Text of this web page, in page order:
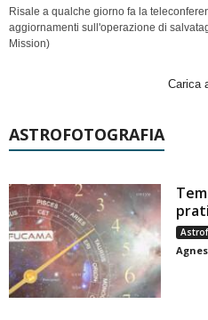
Risale a qualche giorno fa la
aggiornamenti sull'operazione di
Mission)
Carica
ASTROFOTOGRAFIA